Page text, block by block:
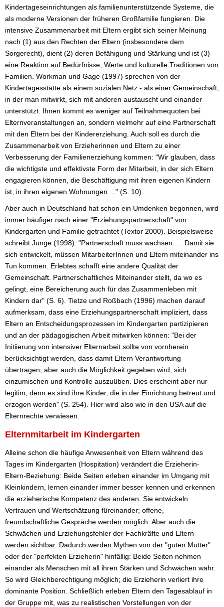
Kindertageseinrichtungen als familienunterstützende Systeme, die
als moderne Versionen der früheren Großfamilie fungieren. Die
intensive Zusammenarbeit mit Eltern ergibt sich seiner Meinung
nach (1) aus den Rechten der Eltern (insbesondere dem
Sorgerecht), dient (2) deren Befähigung und Stärkung und ist (3)
eine Reaktion auf Bedürfnisse, Werte und kulturelle Traditionen von
Familien. Workman und Gage (1997) sprechen von der
Kindertagesstätte als einem sozialen Netz - als einer Gemeinschaft,
in der man mitwirkt, sich mit anderen austauscht und einander
unterstützt. Ihnen kommt es weniger auf Teilnahmequoten bei
Elternveranstaltungen an, sondern vielmehr auf eine Partnerschaft
mit den Eltern bei der Kindererziehung. Auch soll es durch die
Zusammenarbeit von Erzieherinnen und Eltern zu einer
Verbesserung der Familienerziehung kommen: "Wir glauben, dass
die wichtigste und effektivste Form der Mitarbeit, in der sich Eltern
engagieren können, die Beschäftigung mit ihren eigenen Kindern
ist, in ihren eigenen Wohnungen ..." (S. 10).
Aber auch in Deutschland hat schon ein Umdenken begonnen, wird
immer häufiger nach einer "Erziehungspartnerschaft" von
Kindergarten und Familie getrachtet (Textor 2000). Beispielsweise
schreibt Junge (1998): "Partnerschaft muss wachsen. ... Damit sie
sich entwickelt, müssen MitarbeiterInnen und Eltern miteinander ins
Tun kommen. Erlebtes schafft eine andere Qualität der
Gemeinschaft. Partnerschaftliches Miteinander stellt, da wo es
gelingt, eine Bereicherung auch für das Zusammenleben mit
Kindern dar" (S. 6). Tietze und Roßbach (1996) machen darauf
aufmerksam, dass eine Erziehungspartnerschaft impliziert, dass
Eltern an Entscheidungsprozessen im Kindergarten partizipieren
und an der pädagogischen Arbeit mitwirken können: "Bei der
Initiierung von intensiver Elternarbeit sollte von vornherein
berücksichtigt werden, dass damit Eltern Verantwortung
übertragen, aber auch die Möglichkeit gegeben wird, sich
einzumischen und Kontrolle auszuüben. Dies erscheint aber nur
legitim, denn es sind ihre Kinder, die in der Einrichtung betreut und
erzogen werden" (S. 254). Hier wird also wie in den USA auf die
Elternrechte verwiesen.
Elternmitarbeit im Kindergarten
Alleine schon die häufige Anwesenheit von Eltern während des
Tages im Kindergarten (Hospitation) verändert die Erzieherin-
Eltern-Beziehung: Beide Seiten erleben einander im Umgang mit
Kleinkindern, lernen einander immer besser kennen und erkennen
die erzieherische Kompetenz des anderen. Sie entwickeln
Vertrauen und Wertschätzung füreinander; offene,
freundschaftliche Gespräche werden möglich. Aber auch die
Schwächen und Erziehungsfehler der Fachkräfte und Eltern
werden sichtbar. Dadurch werden Mythen von der "guten Mutter"
oder der "perfekten Erzieherin" hinfällig: Beide Seiten nehmen
einander als Menschen mit all ihren Stärken und Schwächen wahr.
So wird Gleichberechtigung möglich; die Erzieherin verliert ihre
dominante Position. Schließlich erleben Eltern den Tagesablauf in
der Gruppe mit, was zu realistischen Vorstellungen von der